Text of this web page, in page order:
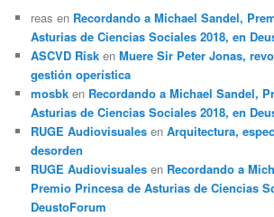
reas en Recordando a Michael Sandel,
Asturias de Ciencias Sociales 2018, en
ASCVD Risk enMuere Sir Peter Jonas,
gestión operística
mosbk en Recordando a Michael Sandel,
Asturias de Ciencias Sociales 2018, en
RUGE Audiovisuales enArquitectura,
desorden
RUGE Audiovisuales en Recordando a
Premio Princesa de Asturias de Ciencias
DeustoForum